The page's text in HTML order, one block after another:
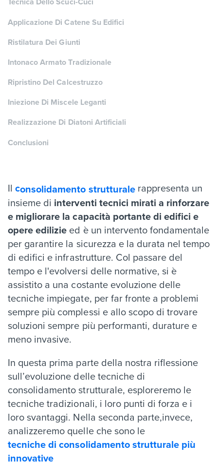
Ilconsolidamento strutturalerappresenta un
insieme di interventi tecnici mirati a rinforzare
e migliorare la capacità portantedi edifici e
opere edilizie ed è un intervento fondamentale
per garantire la sicurezza e la durata nel tempo
di edifici e infrastrutture. Col passare del
tempo e l'evolversi delle normative, si è
assistito a una costante evoluzione delle
tecniche impiegate, per far fronte a problemi
sempre più complessi e allo scopo di trovare
soluzioni sempre più performanti, durature e
meno invasive.
In questa prima parte della nostra riflessione
sull’evoluzione delle tecniche di
consolidamento strutturale, esploreremo le
tecniche tradizionali, i loro punti di forza e i
loro svantaggi. Nella seconda parte,invece,
analizzeremo quelle che sono le
tecniche di consolidamento strutturale più
innovative
Applicazione Di Catene Su Edifici
Ristilatura Dei Giunti
Intonaco Armato Tradizionale
Ripristino Del Calcestruzzo
Iniezione Di Miscele Leganti
Realizzazione Di Diatoni Artificiali
Conclusioni